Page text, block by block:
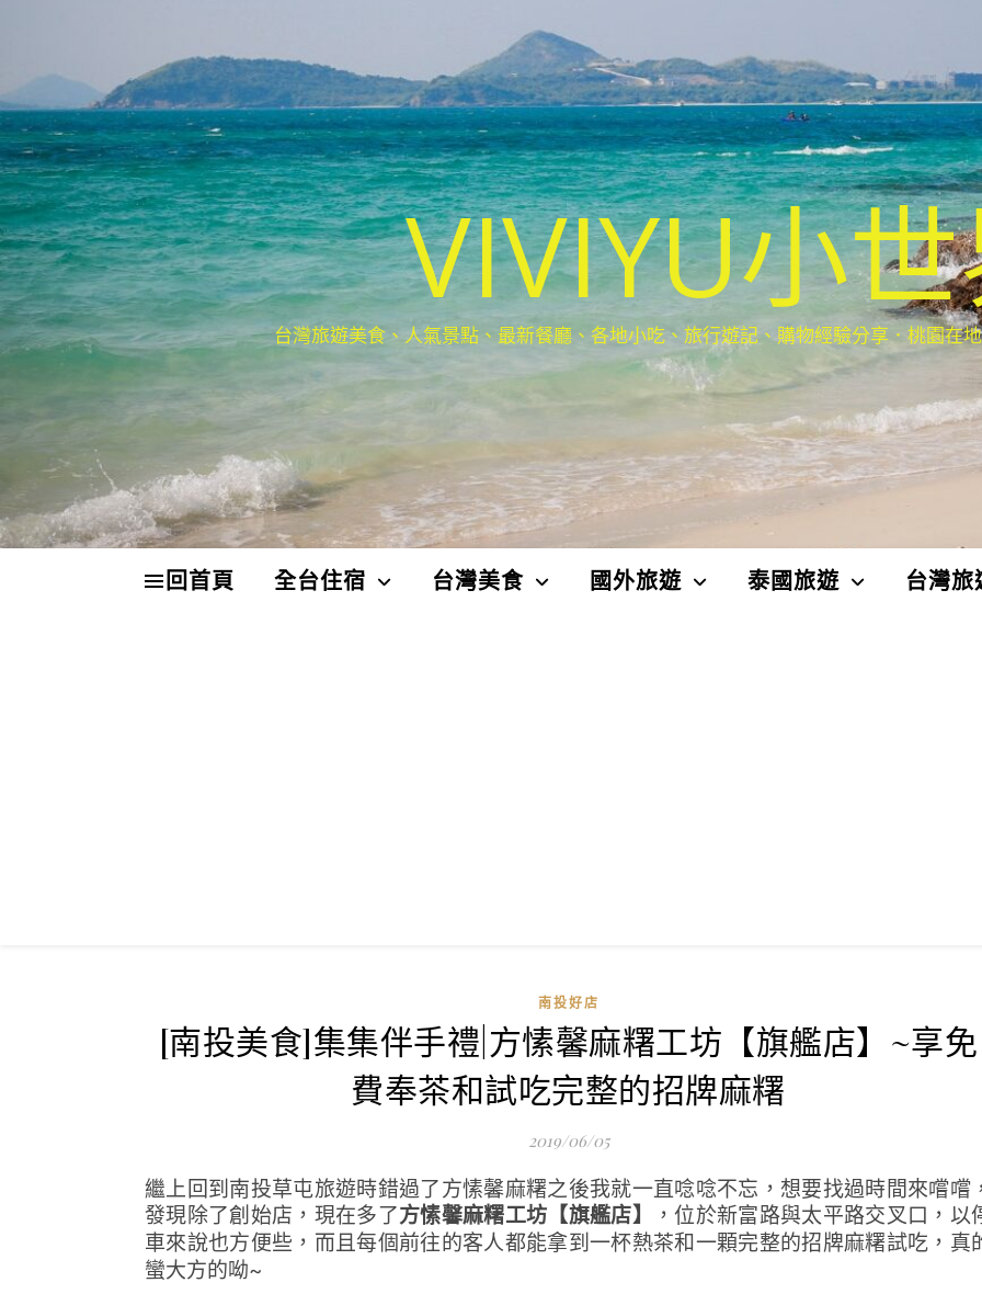
VIVIYU小
台灣旅遊美食、人氣景點、最新餐廳、各地小吃、旅行遊記、購物經驗分享．桃園在
回首頁 全台住宿 台灣美食 國外旅遊 泰國旅遊 台灣旅
南投好店
[南投美食]集集伴手禮|方愫馨麻糬工坊【旗艦店】~享免
費奉茶和試吃完整的招牌麻糬
2019/06/05
繼上回到南投草屯旅遊時錯過了方愫馨麻糬之後我就一直唸唸不忘，想要找過時間來嚐嚐
發現除了創始店，現在多了方愫馨麻糬工坊【旗艦店】 ，位於新富路與太平路交叉口，以
車來說也方便些，而且每個前往的客人都能拿到一杯熱茶和一顆完整的招牌麻糬試吃，真
蠻大方的呦~